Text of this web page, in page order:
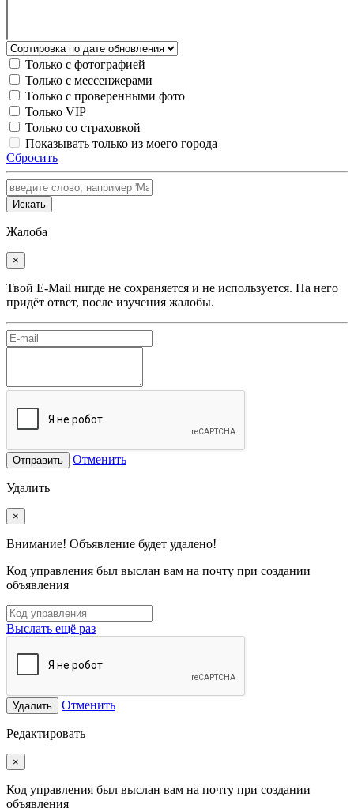
Только с фотографией
Только с мессенжерами
Только с проверенными фото
Только VIP
Только со страховкой
Показывать только из моего города
Сбросить
Искать
Жалоба
×
Твой E-Mail нигде не сохраняется и не используется. На него
придёт ответ, после изучения жалобы.
Отправить Отменить
Удалить
×
Внимание! Объявление будет удалено!
Код управления был выслан вам на почту при создании
объявления
Выслать ещё раз
Удалить Отменить
Редактировать
×
Код управления был выслан вам на почту при создании
объявления